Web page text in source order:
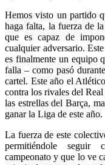
Hemos visto un partido
haga falta, la fuerza de
que es capaz de
cualquier adversario.
es finalmente un equipo
falla – como pasó
cartel. Este año el
contra los rivales del
las estrellas del Barça,
ganar la Liga de este año.
La fuerza de este
permitiéndole seguir
campeonato y que lo ve